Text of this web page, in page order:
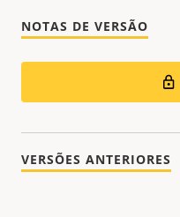
NOTAS DE VERSÃO
VERSÕES ANTERIORES